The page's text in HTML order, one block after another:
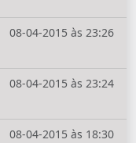
08-04-2015 às 23:26
08-04-2015 às 23:24
08-04-2015 às 18:30